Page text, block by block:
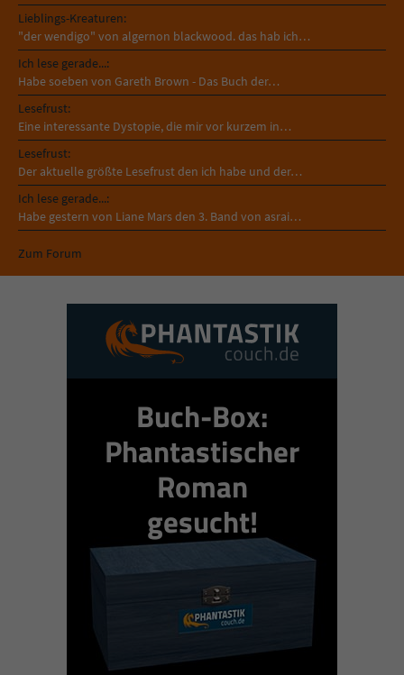
Lieblings-Kreaturen:
"der wendigo" von algernon blackwood. das hab ich…
Ich lese gerade...:
Habe soeben von Gareth Brown - Das Buch der…
Lesefrust:
Eine interessante Dystopie, die mir vor kurzem in…
Lesefrust:
Der aktuelle größte Lesefrust den ich habe und der…
Ich lese gerade...:
Habe gestern von Liane Mars den 3. Band von asrai…
Zum Forum
Buch-Box:
Phantastischer
Roman
gesucht!